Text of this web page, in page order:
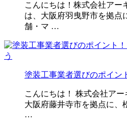
こんにちは！株式会社アー
は、大阪府羽曳野市を拠点
舗・マ …
塗装工事業者選びのポイ
こんにちは！ 株式会社ア
大阪府藤井寺市を拠点に、
…